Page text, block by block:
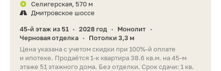
Селигерская, 570 м
Дмитровское шоссе
45-й этаж из 51 • 2028 год • Монолит •
Черновая отделка •
Потолки 3,3 м
Цена указана с учетом скидки при 100%-й оплате
и ипотеке. Продаётся 1-к квартира 38.6 кв.м. на 45-м
этаже 51 этажного дома. Без отделки. Срок сдачи: 1 кв.